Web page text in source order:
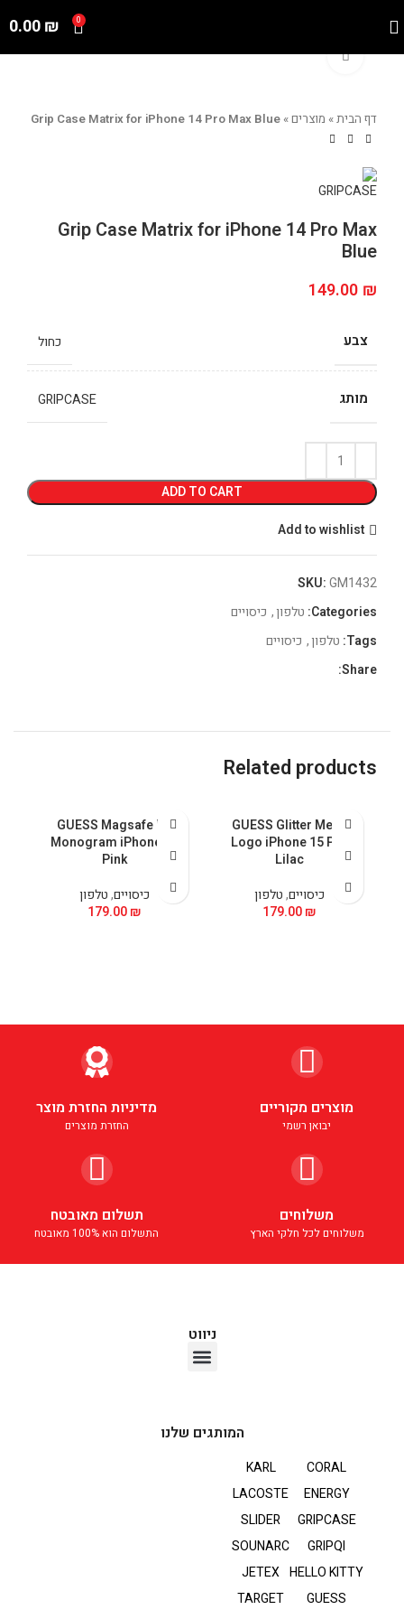
0
0.00₪
Click to enlarge
דף הבית» מוצרים»
Grip Case Matrix for iPhone 14 Pro Max Blue
Grip Case Matrix for iPhone 14 Pro Max
Blue
149.00 ₪
צבע כחול
מותג GRIPCASE
ADD TO CART
Add to wishlist
SKU:GM1432
Categories: טלפון, כיסויים
Tags: טלפון, כיסויים
Share:
Related products
GUESS Glitter Metal
Logo iPhone 15 Pro
Lilac
כיסויים,טלפון
179.00₪
GUESS Magsafe PU
Monogram iPhone 15
Pink
כיסויים,טלפון
179.00₪
מוצרים מקוריים
יבואן רשמי
מדיניות החזרת מוצר
החזרת מוצרים
משלוחים
משלוחים לכל חלקי הארץ
תשלום מאובטח
התשלום הוא 100% מאובטח
ניווט
המותגים שלנו
CORAL
ENERGY
GRIPCASE
GRIPQI
HELLO KITTY
GUESS
KARL
LACOSTE
SLIDER
SOUNARC
JETEX
TARGET